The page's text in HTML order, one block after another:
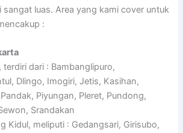
sangat luas. Area yang kami cover untuk
:
dari : Bambanglipuro,
Dlingo, Imogiri, Jetis, Kasihan,
Piyungan, Pleret, Pundong,
Srandakan
Kidul, meliputi : Gedangsari, Girisubo,